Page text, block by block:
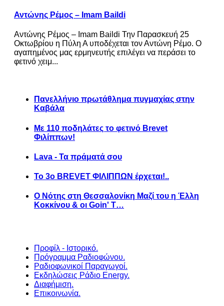
Αντώνης Ρέμος – Imam Baildi
Αντώνης Ρέμος – Imam Baildi Την Παρασκευή 25
Οκτωβρίου η Πύλη Α υποδέχεται τον Αντώνη Ρέμο. Ο
αγαπημένος μας ερμηνευτής επιλέγει να περάσει το
φετινό χειμ...
Πανελλήνιο πρωτάθλημα πυγμαχίας στην
Καβάλα
Με 110 ποδηλάτες το φετινό Brevet
Φιλίππων!
Lava - Τα πράματά σου
Το 3ο BREVET ΦΙΛΙΠΠΩΝ έρχεται!..
Ο Νότης στη Θεσσαλονίκη Μαζί του η Έλλη
Κοκκίνου & οι Goin' T…
Προφίλ - Ιστορικό.
Πρόγραμμα Ραδιοφώνου.
Ραδιοφωνικοί Παραγωγοί.
Εκδηλώσεις Ράδιο Energy.
Διαφήμιση.
Επικοινωνία.